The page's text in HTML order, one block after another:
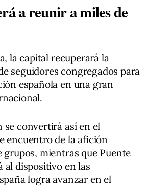
a reunir a miles de
la capital recuperará la
seguidores congregados para
española en una gran
se convertirá así en el
encuentro de la afición
grupos, mientras que Puente
al dispositivo en las
logra avanzar en el